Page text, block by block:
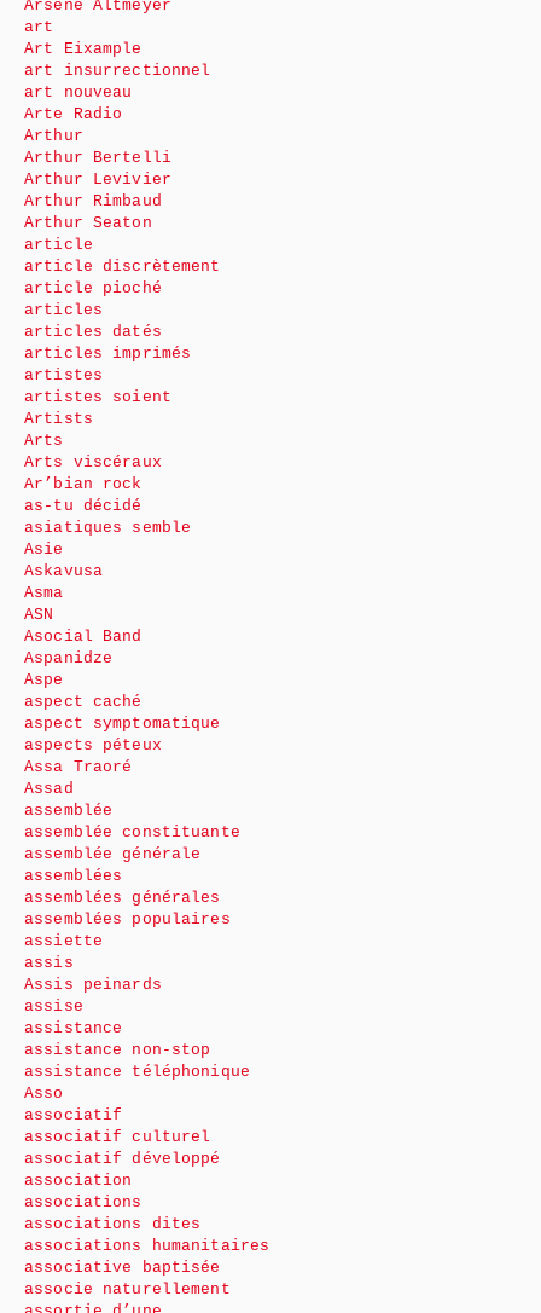
Arsène Altmeyer
art
Art Eixample
art insurrectionnel
art nouveau
Arte Radio
Arthur
Arthur Bertelli
Arthur Levivier
Arthur Rimbaud
Arthur Seaton
article
article discrètement
article pioché
articles
articles datés
articles imprimés
artistes
artistes soient
Artists
Arts
Arts viscéraux
Ar’bian rock
as-tu décidé
asiatiques semble
Asie
Askavusa
Asma
ASN
Asocial Band
Aspanidze
Aspe
aspect caché
aspect symptomatique
aspects péteux
Assa Traoré
Assad
assemblée
assemblée constituante
assemblée générale
assemblées
assemblées générales
assemblées populaires
assiette
assis
Assis peinards
assise
assistance
assistance non-stop
assistance téléphonique
Asso
associatif
associatif culturel
associatif développé
association
associations
associations dites
associations humanitaires
associative baptisée
associe naturellement